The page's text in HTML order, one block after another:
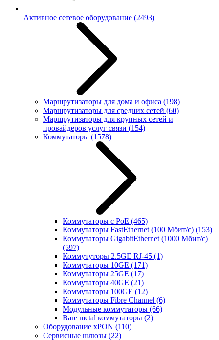
Активное сетевое оборудование (2493)
Маршрутизаторы для дома и офиса (198)
Маршрутизаторы для средних сетей (60)
Маршрутизаторы для крупных сетей и
провайдеров услуг связи (154)
Коммутаторы (1578)
Коммутаторы с PoE (465)
Коммутаторы FastEthernet (100 Мбит/с) (153)
Коммутаторы GigabitEthernet (1000 Мбит/с)
(597)
Коммутуторы 2.5GE RJ-45 (1)
Коммутаторы 10GE (171)
Коммутаторы 25GE (17)
Коммутаторы 40GE (21)
Коммутаторы 100GE (12)
Коммутаторы Fibre Channel (6)
Модульные коммутаторы (66)
Bare metal коммутаторы (2)
Оборудование xPON (110)
Сервисные шлюзы (22)